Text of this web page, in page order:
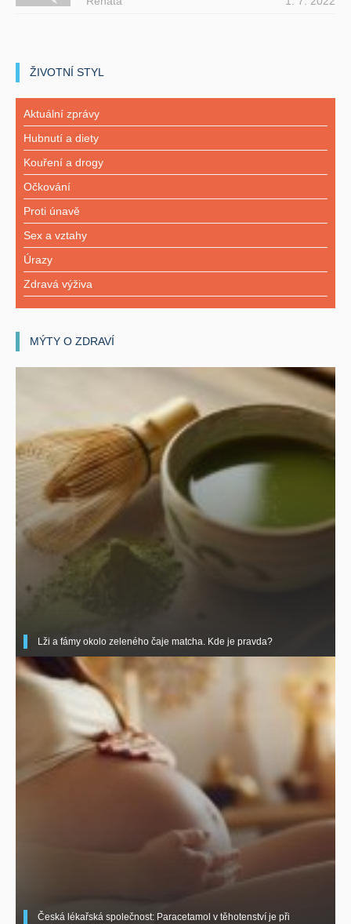
ŽIVOTNÍ STYL
Aktuální zprávy
Hubnutí a diety
Kouření a drogy
Očkování
Proti únavě
Sex a vztahy
Úrazy
Zdravá výživa
MÝTY O ZDRAVÍ
Lži a fámy okolo zeleného čaje matcha. Kde je pravda?
Česká lékařská společnost: Paracetamol v těhotenství je při